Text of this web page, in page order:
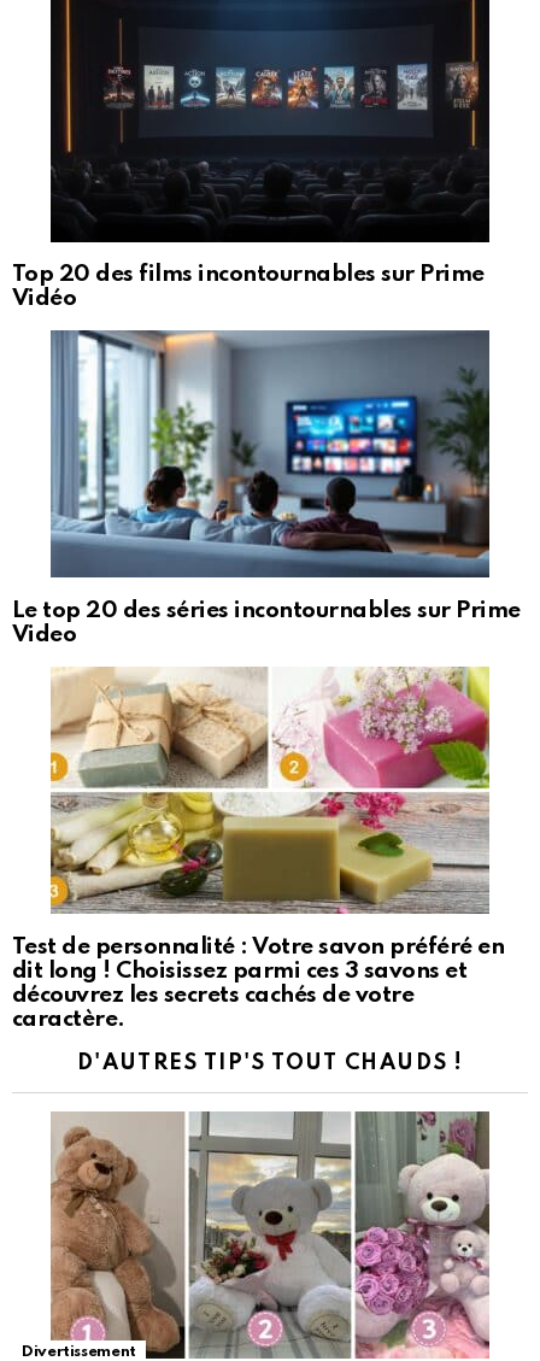
Top 20 des films incontournables sur Prime
Vidéo
Le top 20 des séries incontournables sur Prime
Video
Test de personnalité : Votre savon préféré en
dit long ! Choisissez parmi ces 3 savons et
découvrez les secrets cachés de votre
caractère.
D'AUTRES TIP'S TOUT CHAUDS !
Divertissement